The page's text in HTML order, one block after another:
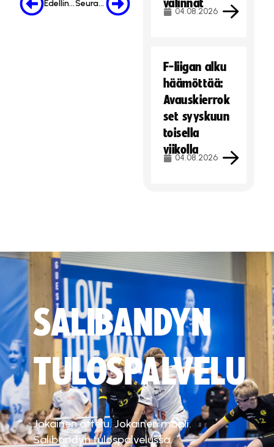
Edellinen Seuraava
valinnat
04.08.2026
F-liigan alku
häämöttää:
Avauskierrok
set syyskuun
toisella
viikolla
04.08.2026
SALIBANDYN
TULOSPALVELU
Jokainen ottelu. Jokainen maali.
Salibandyn tulospalvelussa.